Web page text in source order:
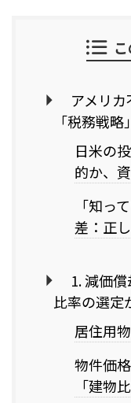
アメリ
「税務戦
日米の
的か、
「知っ
差：正
1. 減価
比率の選定
居住用
物件価
「建物